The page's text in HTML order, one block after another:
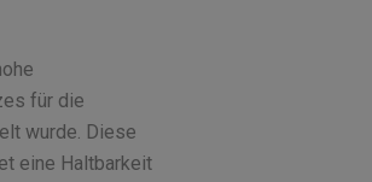
für die
wurde. Diese
eine Haltbarkeit